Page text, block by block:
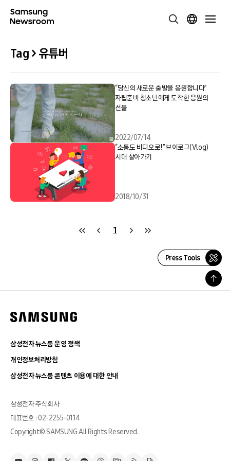
Tag > 유튜버
“당신의 새로운 출발을 응원합니다”
자립준비 청소년에게 도착한 응원의
선물
2022/07/14
“소통도 비디오로!” 브이로그(Vlog)
시대 살아가기
2018/10/31
1
Press Tools
삼성전자 뉴스룸 운영 정책
개인정보처리방침
삼성전자 뉴스룸 콘텐츠 이용에 대한 안내
삼성전자 주식회사
대표번호 : 02-2255-0114
Copyright© SAMSUNG All Rights Reserved.